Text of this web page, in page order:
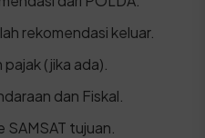
rekomendasi keluar.
(jika ada).
dan Fiskal.
tujuan.